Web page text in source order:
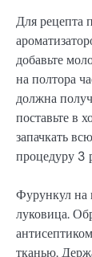
Для рецепта
добавьте
на полтора
должна
поставьте в
запачкать
процедуру 3
Фурункул на
луковица.
тканью.